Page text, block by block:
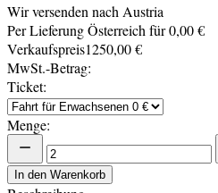
Wir versenden nach Austria
Per Lieferung Österreich für 0,00 €
Verkaufspreis1250,00 €
MwSt.-Betrag:
Ticket:
Menge:
In den Warenkorb